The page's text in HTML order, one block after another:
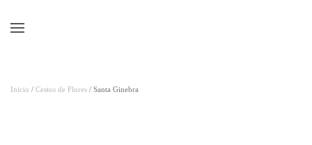
Inicio / Cestos de Flores / Santa Ginebra